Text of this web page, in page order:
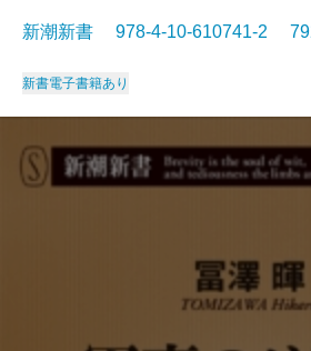
新潮新書 978-4-10-610741-2
新書電子書籍あり